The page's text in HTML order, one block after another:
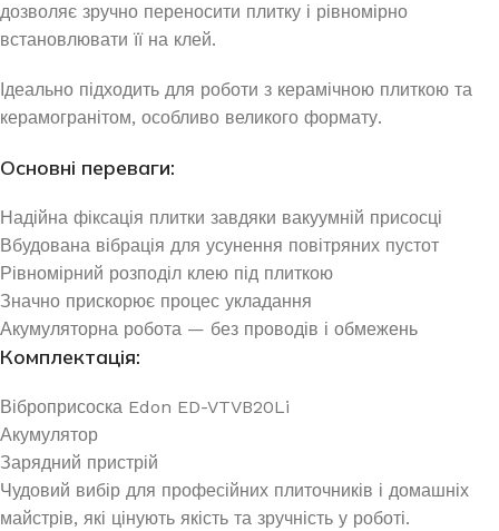
дозволяє зручно переносити плитку і рівномірно
встановлювати її на клей.
Ідеально підходить для роботи з керамічною плиткою та
керамогранітом, особливо великого формату.
Основні переваги:
Надійна фіксація плитки завдяки вакуумній присосці
Вбудована вібрація для усунення повітряних пустот
Рівномірний розподіл клею під плиткою
Значно прискорює процес укладання
Акумуляторна робота — без проводів і обмежень
Комплектація:
Віброприсоска Edon ED-VTVB20Li
Акумулятор
Зарядний пристрій
Чудовий вибір для професійних плиточників і домашніх
майстрів, які цінують якість та зручність у роботі.